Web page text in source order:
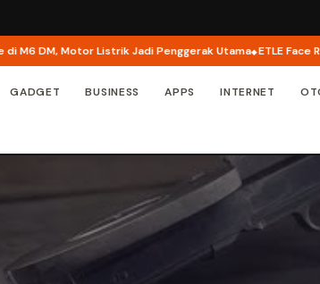
Listrik Jadi Penggerak Utama ETLE Face Recognition:
GADGET BUSINESS APPS INTERNET